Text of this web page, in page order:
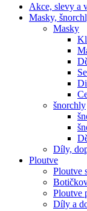
Akce, slevy a
Masky,
Masky
šnorchly
Díly,
Ploutve
Ploutve
Ploutve
Díly a